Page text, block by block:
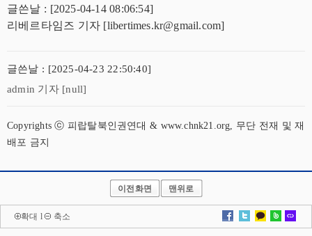
글쓴날 : [2025-04-14 08:06:54]
리베르타임즈 기자 [libertimes.kr@gmail.com]
글쓴날 : [2025-04-23 22:50:40]
admin 기자 [null]
Copyrights ⓒ 피랍탈북인권연대 & www.chnk21.org, 무단 전재 및 재
배포 금지
이전화면 맨위로
확대 l 축소